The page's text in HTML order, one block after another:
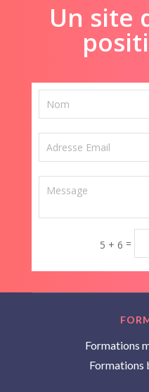
Un site
5 + 6 =
Formations
Formations